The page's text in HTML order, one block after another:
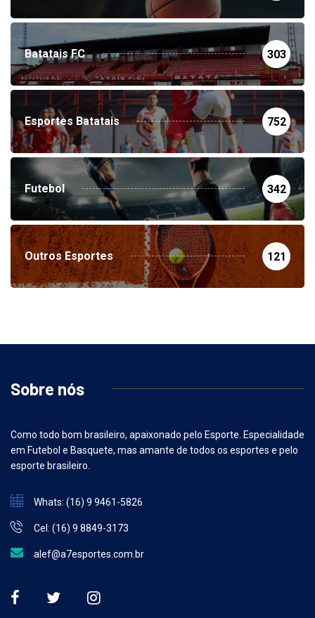
Batatais FC 303
Esportes Batatais 752
Futebol 342
Outros Esportes 121
Sobre nós
Como todo bom brasileiro, apaixonado pelo Esporte. Especialidade
em Futebol e Basquete, mas amante de todos os esportes e pelo
esporte brasileiro.
Whats: (16) 9 9461-5826
Cel: (16) 9 8849-3173
alef@a7esportes.com.br